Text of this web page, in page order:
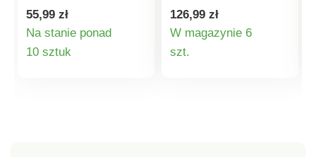
efekt
trójwymiarowości
będą się najlepiej
wyróżniać. W
55,99 zł
Na stanie ponad
10 sztuk
ozdobią ogrodzenia,
ściany lub ścianę
domu.
126,99 zł
W magazynie 6
szt.